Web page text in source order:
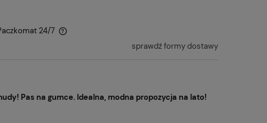
24/7
sprawdź formy dostawy
Pas na gumce. Idealna, modna propozycja na lato!